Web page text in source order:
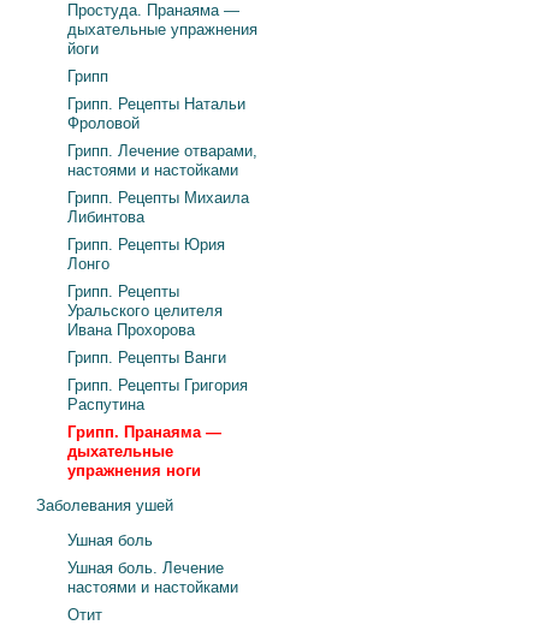
Простуда. Пранаяма —
дыхательные упражнения
йоги
Грипп
Грипп. Рецепты Натальи
Фроловой
Грипп. Лечение отварами,
настоями и настойками
Грипп. Рецепты Михаила
Либинтова
Грипп. Рецепты Юрия
Лонго
Грипп. Рецепты
Уральского целителя
Ивана Прохорова
Грипп. Рецепты Ванги
Грипп. Рецепты Григория
Распутина
Грипп. Пранаяма —
дыхательные
упражнения ноги
Заболевания ушей
Ушная боль
Ушная боль. Лечение
настоями и настойками
Отит